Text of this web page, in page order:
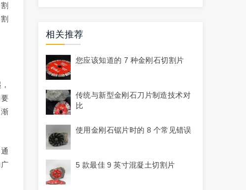
相关推荐
您应该知道的 7 种金刚石切割片
传统与新型金刚石刀片制造技术对
比
使用金刚石锯片时的 8 个常见错误
5 款最佳 9 英寸混凝土切割片